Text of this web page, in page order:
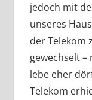
jedoch mit
unseres
der Telekom
gewechselt
lebe eher
Telekom